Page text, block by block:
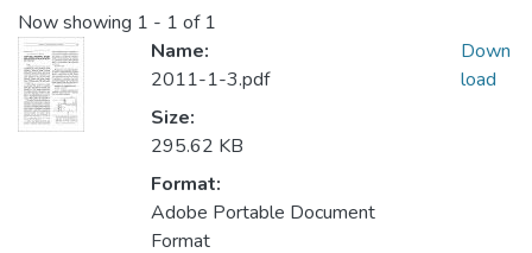
Now showing 1 - 1 of 1
Name:
2011-1-3.pdf
Size:
295.62 KB
Format:
Adobe Portable Document
Format
Down
load